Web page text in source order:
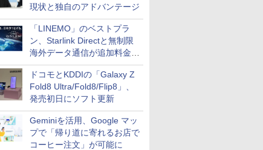
現状と独自のアドバンテージ
「LINEMO」のベストプラ
ン、Starlink Directと無制限
海外データ通信が追加料金な
しに
ドコモとKDDIの「Galaxy Z
Fold8 Ultra/Fold8/Flip8」、
発売初日にソフト更新
Geminiを活用、Google マッ
プで「帰り道に寄れるお店で
コーヒー注文」が可能に